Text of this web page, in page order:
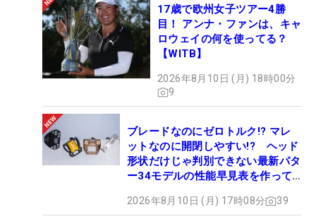
17歳で欧州女子ツアー4勝
目！ アンナ・ファンは、キャ
ロウェイの何を使ってる？
【WITB】
2026年8月10日 (月) 18時00分
9
ブレードなのにゼロトルク!? マレ
ットなのに開閉しやすい!? ヘッド
形状だけじゃ判別できない最新パタ
ー34モデルの性能早見表を作って
2026年8月10日 (月) 17時08分 39